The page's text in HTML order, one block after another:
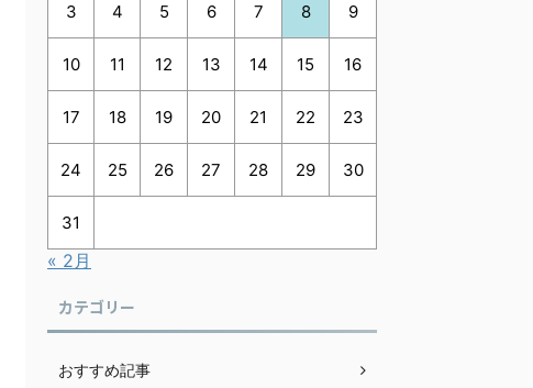
3 4 5 6 7 8 9
10 11 12 13 14 15 16
17 18 19 20 21 22 23
24 25 26 27 28 29 30
31
« 2月
カテゴリー
おすすめ記事